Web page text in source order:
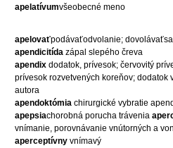
apelatívumvšeobecné meno
apelovaťpodávaťodvolanie;
apendicitída zápal slepého čreva
apendix dodatok, prívesok; červovitý
prívesok rozvetvených koreňov; dodatok
autora
apendoktómia chirurgické vybratie
apepsiachorobná porucha trávenia
vnímanie, porovnávanie vnútorných a
aperceptívny vnímavý